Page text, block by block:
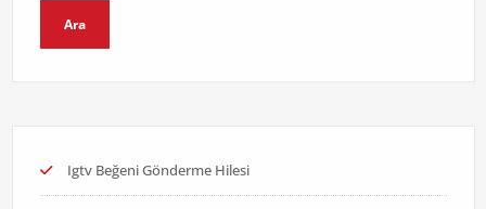
Ara
Igtv Beğeni Gönderme Hilesi